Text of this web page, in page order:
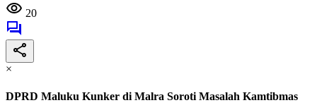
20
×
DPRD Maluku Kunker di Malra Soroti Masalah Kamtibmas